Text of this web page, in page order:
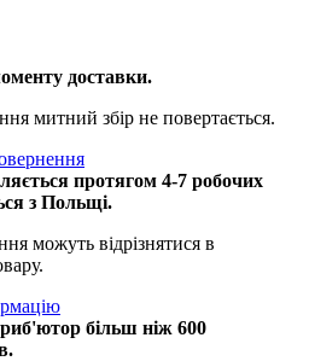
доставки.
митний збір не повертається.
протягом 4-7 робочих
з Польщі.
можуть відрізнятися в
більш ніж 600